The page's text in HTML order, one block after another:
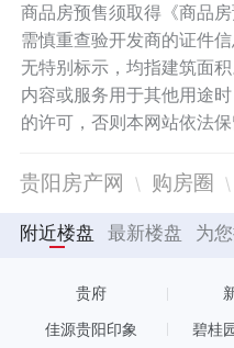
商品房预售须取得《商品
需慎重查验开发商的证件
无特别标示，均指建筑面
内容或服务用于其他用途
的许可，否则本网站依法保
贵阳房产网 购房圈
附近楼盘 最新楼盘 为
贵府
佳源贵阳印象 碧桂